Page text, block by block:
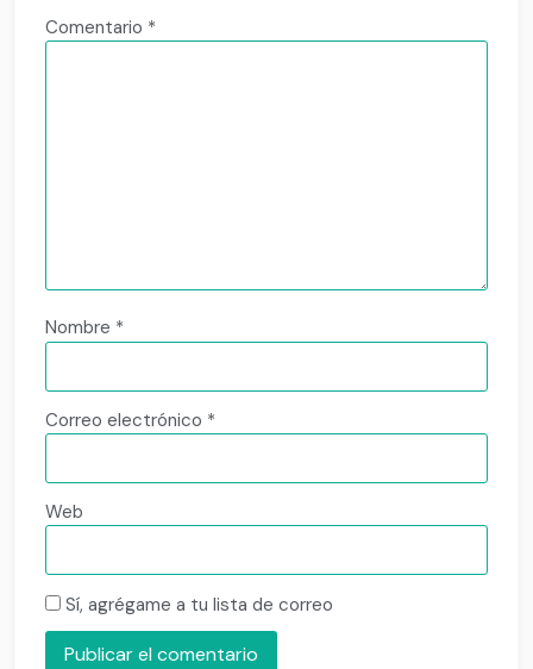
Comentario *
Nombre *
Correo electrónico *
Web
Sí, agrégame a tu lista de correo